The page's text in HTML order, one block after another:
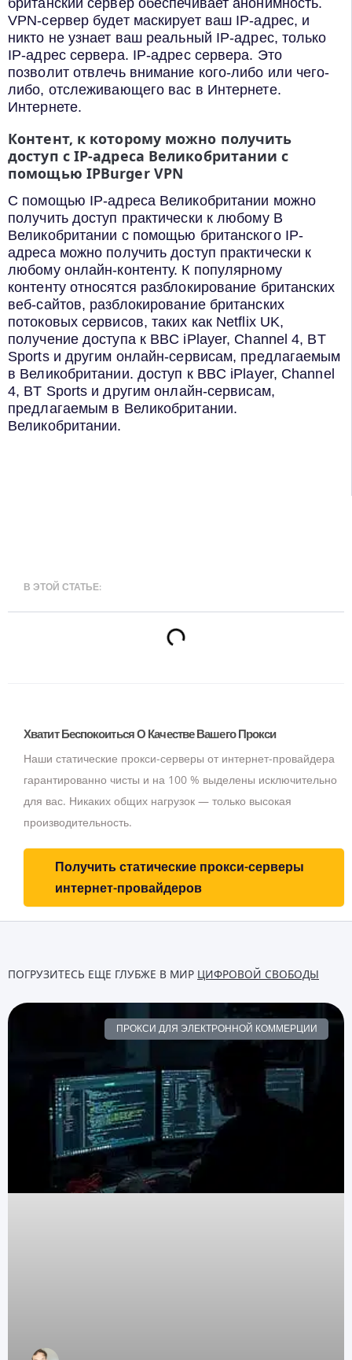
VPN-сервер будет маскирует ваш IP-адрес, и
никто не узнает ваш реальный IP-адрес, только
IP-адрес сервера. IP-адрес сервера. Это
позволит отвлечь внимание кого-либо или чего-
либо, отслеживающего вас в Интернете.
Интернете.
Контент, к которому можно получить
доступ с IP-адреса Великобритании с
помощью IPBurger VPN
С помощью IP-адреса Великобритании можно
получить доступ практически к любому В
Великобритании с помощью британского IP-
адреса можно получить доступ практически к
любому онлайн-контенту. К популярному
контенту относятся разблокирование британских
веб-сайтов, разблокирование британских
потоковых сервисов, таких как Netflix UK,
получение доступа к BBC iPlayer, Channel 4, BT
Sports и другим онлайн-сервисам, предлагаемым
в Великобритании. доступ к BBC iPlayer, Channel
4, BT Sports и другим онлайн-сервисам,
предлагаемым в Великобритании.
Великобритании.
В ЭТОЙ СТАТЬЕ:
Хватит Беспокоиться О Качестве Вашего Прокси
Наши статические прокси-серверы от интернет-провайдера
гарантированно чисты и на 100 % выделены исключительно
для вас. Никаких общих нагрузок — только высокая
производительность.
Получить статические прокси-серверы
интернет-провайдеров
ПОГРУЗИТЕСЬ ЕЩЕ ГЛУБЖЕ В МИР ЦИФРОВОЙ СВОБОДЫ
ПРОКСИ ДЛЯ ЭЛЕКТРОННОЙ КОММЕРЦИИ